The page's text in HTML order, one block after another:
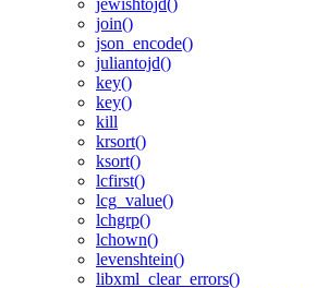
jewishtojd()
join()
json_encode()
juliantojd()
key()
key()
kill
krsort()
ksort()
lcfirst()
lcg_value()
lchgrp()
lchown()
levenshtein()
libxml_clear_errors()